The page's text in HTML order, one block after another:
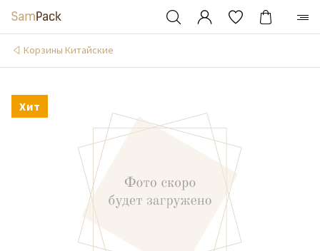
Корзины Китайские
Хит